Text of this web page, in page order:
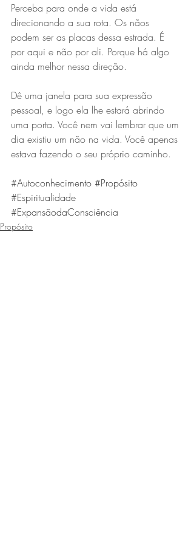
Perceba para onde a vida está
direcionando a sua rota. Os nãos
podem ser as placas dessa estrada. É
por aqui e não por ali. Porque há algo
ainda melhor nessa direção.
Dê uma janela para sua expressão
pessoal, e logo ela lhe estará abrindo
uma porta. Você nem vai lembrar que um
dia existiu um não na vida. Você apenas
estava fazendo o seu próprio caminho.
#Autoconhecimento #Propósito
#Espiritualidade
#ExpansãodaConsciência
Propósito